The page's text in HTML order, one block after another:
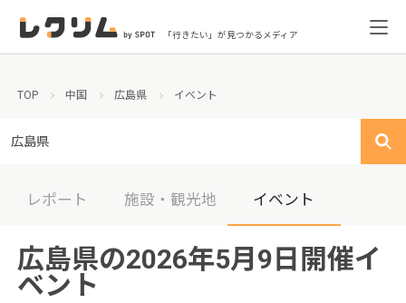
「行きたい」が見つかるメディア
TOP 中国 広島県 イベント
広島県
レポート 施設・観光地 イベント
広島県の2026年5月9日開催イ
ベント